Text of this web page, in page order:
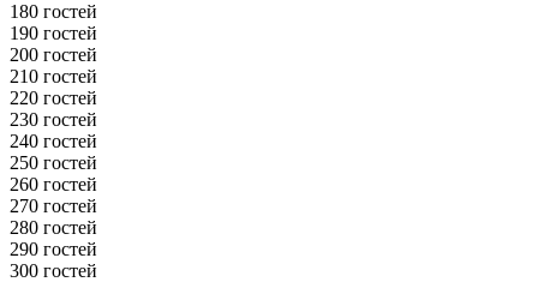
180 гостей
190 гостей
200 гостей
210 гостей
220 гостей
230 гостей
240 гостей
250 гостей
260 гостей
270 гостей
280 гостей
290 гостей
300 гостей